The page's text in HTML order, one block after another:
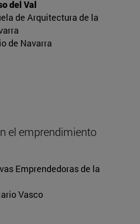
del Val
de Arquitectura de la
de Navarra
el emprendimiento
Emprendedoras de la
Vasco